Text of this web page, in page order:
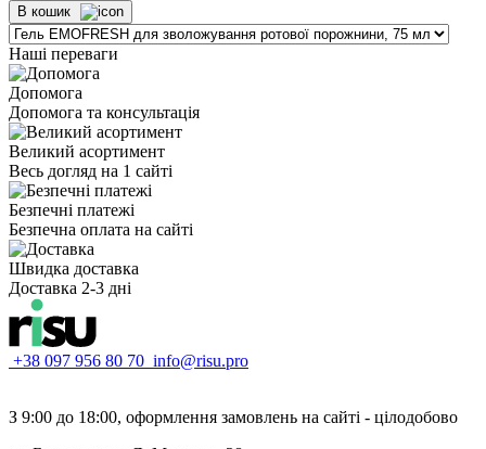
В кошик
Наші переваги
Допомога
Допомога та консультація
Великий асортимент
Весь догляд на 1 сайті
Безпечні платежі
Безпечна оплата на сайті
Швидка доставка
Доставка 2-3 дні
+38 097 956 80 70 info@risu.pro
З 9:00 до 18:00, оформлення замовлень на сайті - цілодобово